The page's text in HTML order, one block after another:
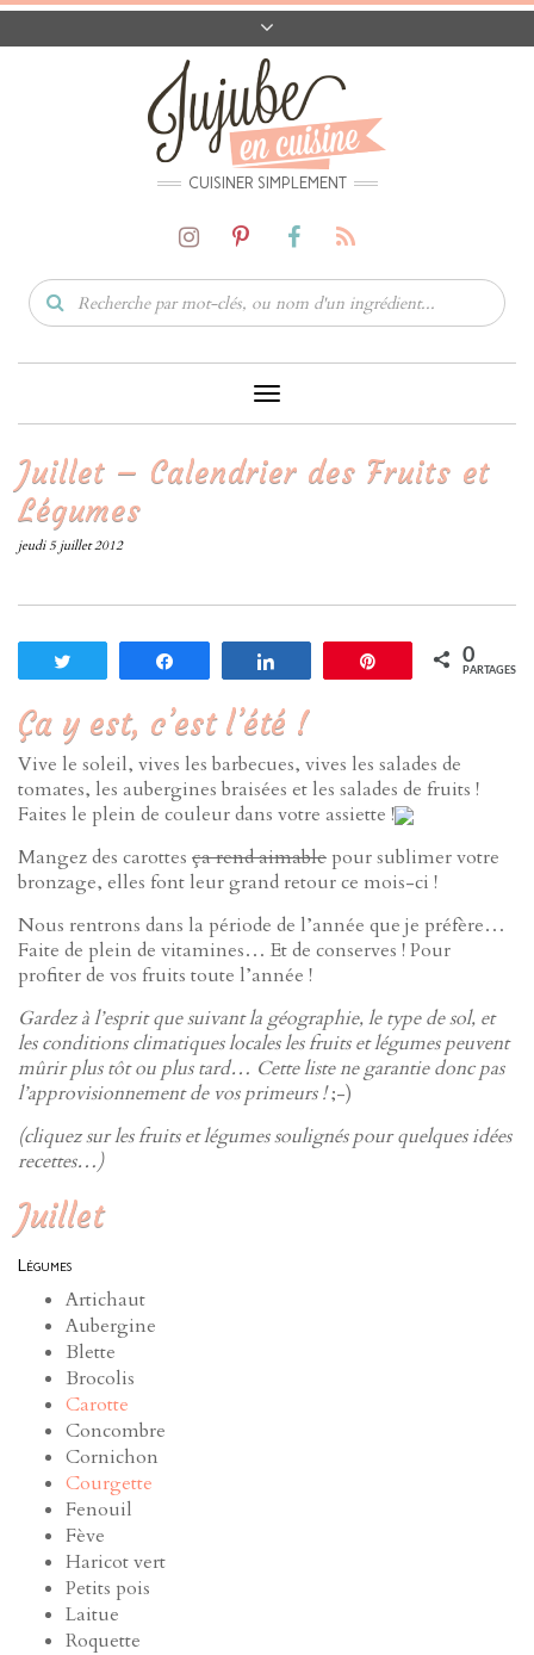
CONTACT
CODES PROMO
MATÉRIEL
CUISINER SIMPLEMENT
Toggle
Navigation
Juillet – Calendrier des Fruits et
Légumes
jeudi 5 juillet 2012
Enregistrer
0
PARTAGES
Ça y est, c’est l’été !
Vive le soleil, vives les barbecues, vives les salades de
tomates, les aubergines braisées et les salades de fruits !
Faites le plein de couleur dans votre assiette !
Mangez des carottes ça rend aimable pour sublimer votre
bronzage, elles font leur grand retour ce mois-ci !
Nous rentrons dans la période de l’année que je préfère…
Faite de plein de vitamines… Et de conserves ! Pour
profiter de vos fruits toute l’année !
Gardez à l’esprit que suivant la géographie, le type de sol, et
les conditions climatiques locales les fruits et légumes peuvent
mûrir plus tôt ou plus tard… Cette liste ne garantie donc pas
l’approvisionnement de vos primeurs !;-)
(cliquez sur les fruits et légumes soulignés pour quelques idées
recettes…)
Juillet
Légumes
Artichaut
Aubergine
Blette
Brocolis
Carotte
Concombre
Cornichon
Courgette
Fenouil
Fève
Haricot vert
Petits pois
Laitue
Roquette